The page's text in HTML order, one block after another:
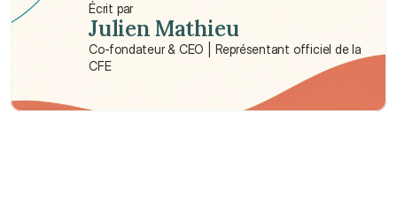
Écrit par
Julien Mathieu
Co-fondateur & CEO | Représentant officiel de la
CFE